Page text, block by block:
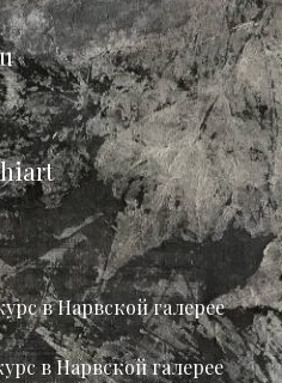
в Нарвской галерее
в Нарвской галерее